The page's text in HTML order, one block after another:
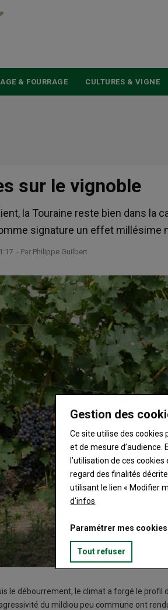
& FOURRAGE CULTURES & VIGNE
sur le vignoble
la Touraine reste bien dans la
signature un effet millésime
- Par Philippe Guilbert
le débourrement, le climat a forgé le profil
du mildiou peu commune ont
Gestion des
Ce site utilise des
et de mesure d’audience.
l’utilisation de ces
regard des finalités
utilisant le lien « Modifier
d'infos
Paramétrer mes cookies
Tout refuser